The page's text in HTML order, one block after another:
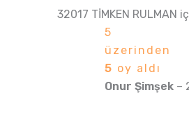
32017 TİMKEN RULMAN
5
üzerinden
5 oy aldı
Onur Şimşek –